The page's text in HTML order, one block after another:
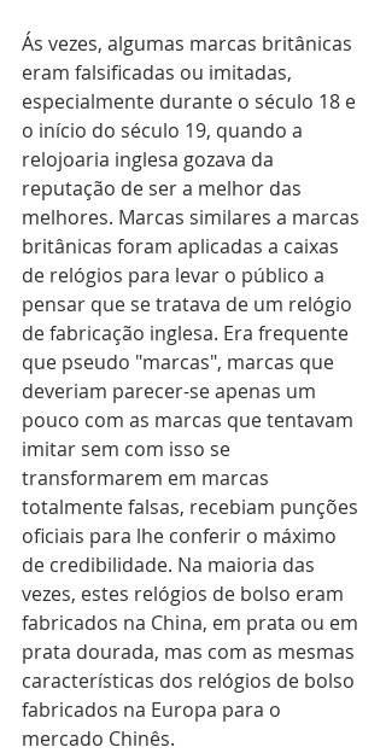
Ás vezes, algumas marcas britânicas
eram falsificadas ou imitadas,
especialmente durante o século 18 e
o início do século 19, quando a
relojoaria inglesa gozava da
reputação de ser a melhor das
melhores. Marcas similares a marcas
britânicas foram aplicadas a caixas
de relógios para levar o público a
pensar que se tratava de um relógio
de fabricação inglesa. Era frequente
que pseudo "marcas", marcas que
deveriam parecer-se apenas um
pouco com as marcas que tentavam
imitar sem com isso se
transformarem em marcas
totalmente falsas, recebiam punções
oficiais para lhe conferir o máximo
de credibilidade. Na maioria das
vezes, estes relógios de bolso eram
fabricados na China, em prata ou em
prata dourada, mas com as mesmas
características dos relógios de bolso
fabricados na Europa para o
mercado Chinês.